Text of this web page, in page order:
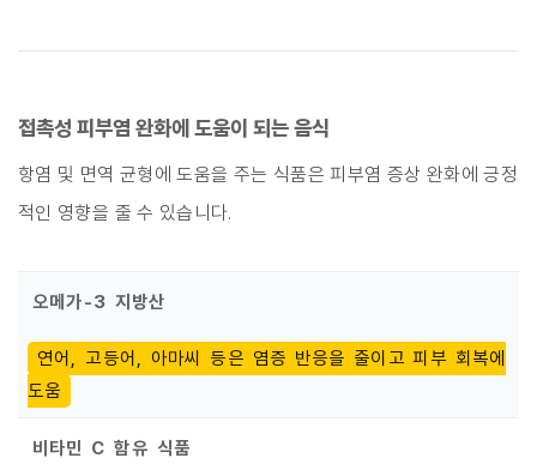
접촉성 피부염 완화에 도움이 되는 음식
항염 및 면역 균형에 도움을 주는 식품은 피부염 증상 완화에 긍정
적인 영향을 줄 수 있습니다.
오메가-3 지방산
연어, 고등어, 아마씨 등은 염증 반응을 줄이고 피부 회복에
도움
비타민 C 함유 식품